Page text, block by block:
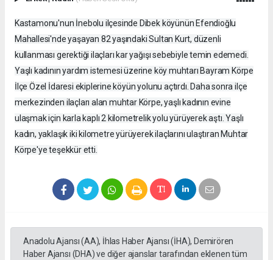
Kastamonu'nun İnebolu ilçesinde Dibek köyünün Efendioğlu
Mahallesi'nde yaşayan 82 yaşındaki Sultan Kurt, düzenli
kullanması gerektiği ilaçları kar yağışı sebebiyle temin edemedi.
Yaşlı kadının yardım istemesi üzerine köy muhtarı Bayram Körpe
İlçe Özel İdaresi ekiplerine köyün yolunu açtırdı. Daha sonra ilçe
merkezinden ilaçları alan muhtar Körpe, yaşlı kadının evine
ulaşmak için karla kaplı 2 kilometrelik yolu yürüyerek aştı. Yaşlı
kadın, yaklaşık iki kilometre yürüyerek ilaçlarını ulaştıran Muhtar
Körpe'ye teşekkür etti.
Anadolu Ajansı (AA), İhlas Haber Ajansı (İHA), Demirören
Haber Ajansı (DHA) ve diğer ajanslar tarafından eklenen tüm